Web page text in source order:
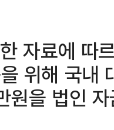
자료에 따
위해 국내
을 법인 자